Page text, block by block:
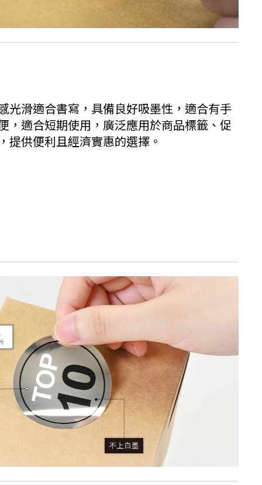
光滑適合書寫，具備良好吸墨性，適合有手
，適合短期使用，廣泛應用於商品標籤、促
提供便利且經濟實惠的選擇。